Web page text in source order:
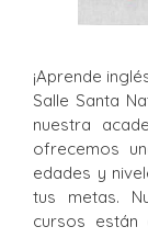
¡Aprende
Salle Santa
nuestra
ofrecemos
edades y
tus metas.
cursos están